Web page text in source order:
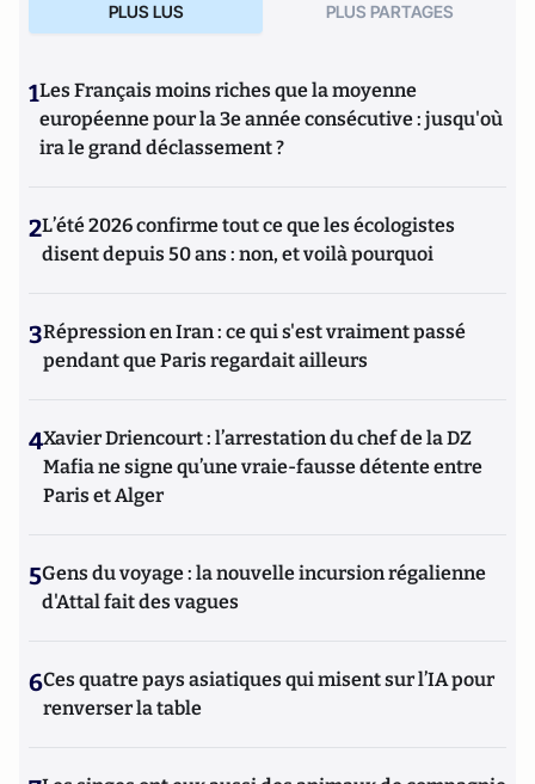
PLUS LUS PLUS PARTAGES
1Les Français moins riches que la moyenne
européenne pour la 3e année consécutive : jusqu'où
ira le grand déclassement ?
2L’été 2026 confirme tout ce que les écologistes
disent depuis 50 ans : non, et voilà pourquoi
3Répression en Iran : ce qui s'est vraiment passé
pendant que Paris regardait ailleurs
4Xavier Driencourt : l’arrestation du chef de la DZ
Mafia ne signe qu’une vraie-fausse détente entre
Paris et Alger
5Gens du voyage : la nouvelle incursion régalienne
d'Attal fait des vagues
6Ces quatre pays asiatiques qui misent sur l’IA pour
renverser la table